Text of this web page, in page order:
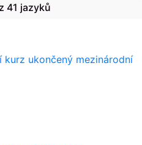
41 jazyků
ukončený mezinárodní